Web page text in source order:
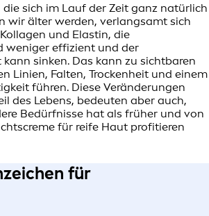
sich im Lauf der Zeit ganz natürlich
wir älter werden, verlangsamt sich
und Elastin, die
weniger effizient und der
sinken. Das kann zu sichtbaren
Linien, Falten, Trockenheit und einem
führen. Diese Veränderungen
des Lebens, bedeuten aber auch,
Bedürfnisse hat als früher und von
für reife Haut profitieren
für